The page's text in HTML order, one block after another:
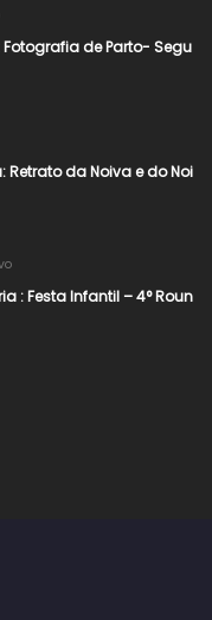
de Parto- Segu
Retrato da Noiva e do Noi
: Festa Infantil – 4° Roun